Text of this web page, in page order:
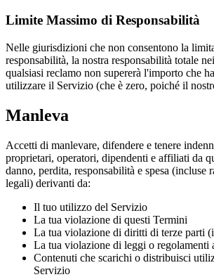
Limite Massimo di Responsabilità
Nelle giurisdizioni che non consentono la
responsabilità, la nostra responsabilità totale
qualsiasi reclamo non supererà l'importo che
utilizzare il Servizio (che è zero, poiché il
Manleva
Accetti di manlevare, difendere e tenere
proprietari, operatori, dipendenti e affiliati da
danno, perdita, responsabilità e spesa (incluse
legali) derivanti da:
Il tuo utilizzo del Servizio
La tua violazione di questi Termini
La tua violazione di diritti di terze parti
La tua violazione di leggi o regolamenti
Contenuti che scarichi o distribuisci
Servizio